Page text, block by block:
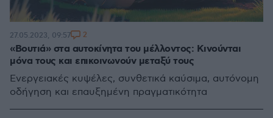
«Βουτιά» στα αυτοκίνητα του μέλλοντος: Κινούνται
μόνα τους και επικοινωνούν μεταξύ τους
Ενεργειακές κυψέλες, συνθετικά καύσιμα, αυτόνομη
οδήγηση και επαυξημένη πραγματικότητα
27.05.2023, 09:57 2